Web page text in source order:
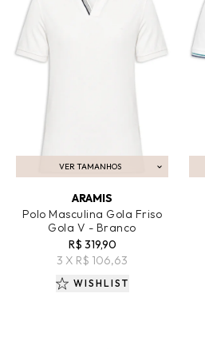
VER TAMANHOS
ADICIONAR AO CARRINHO
ARAMIS
Polo Masculina Gola Friso
Gola V - Branco
R$ 319,90
3 X R$ 106,63
WISHLIST